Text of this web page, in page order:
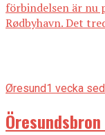
förbindelsen är nu
Rødbyhavn. Det
Øresund1 vecka